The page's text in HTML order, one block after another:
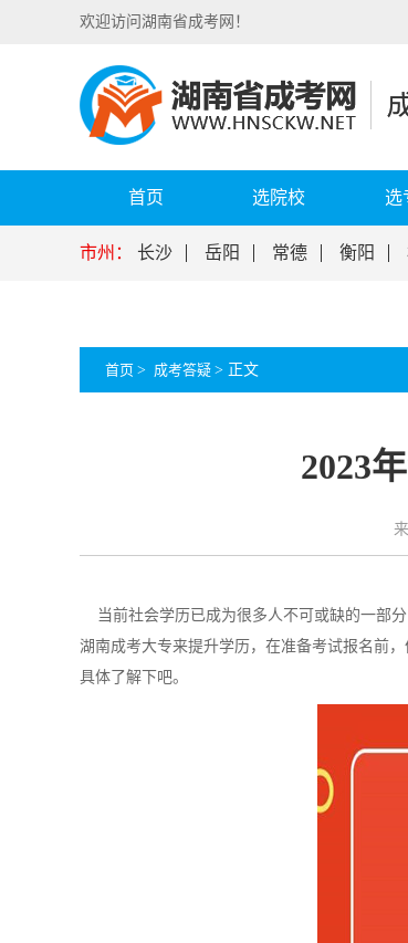
欢迎访问湖南省成考网！
首页 选院校 选
市州： 长沙 岳阳 常德 衡阳
首页 > 成考答疑 > 正文
2023
当前社会学历已成为很多人不可或缺的一部
湖南成考大专来提升学历，在准备考试报名前
具体了解下吧。